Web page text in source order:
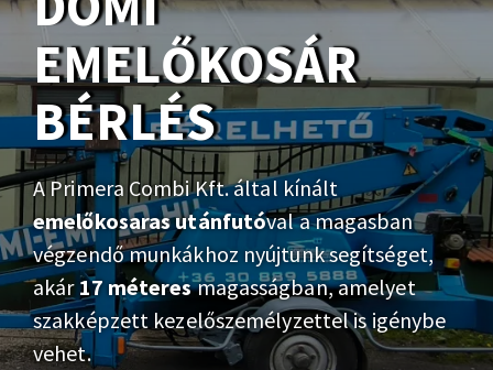
EMELŐKOSÁR
BÉRLÉS
A Primera Combi Kft. által kínált
emelőkosaras utánfutóval a magasban
végzendő munkákhoz nyújtunk segítséget,
akár 17 méteresmagasságban, amelyet
szakképzett kezelőszemélyzettel is igénybe
vehet.